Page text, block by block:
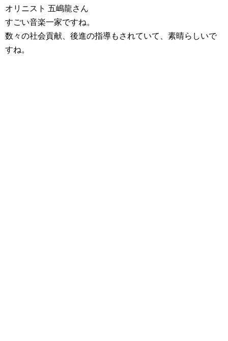
オリニスト 五嶋龍さん
すごい音楽一家ですね。
数々の社会貢献、後進の指導もされていて、素晴らしいで
すね。